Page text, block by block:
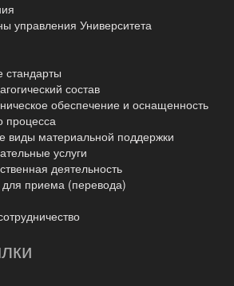
управления Университета
стандарты
состав
обеспечение и оснащенность
процесса
виды материальной поддержки
услуги
деятельность
приема (перевода)